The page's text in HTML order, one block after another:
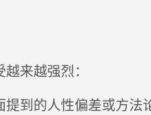
来越强烈：
到的人性偏差或方法